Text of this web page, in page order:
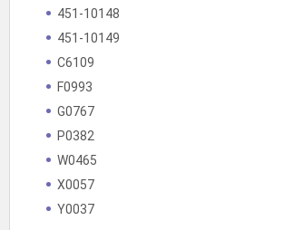
451-10148
451-10149
C6109
F0993
G0767
P0382
W0465
X0057
Y0037